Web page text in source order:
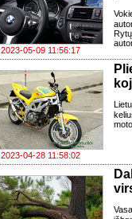
2023-05-09 11:56:17
2023-04-28 11:58:02